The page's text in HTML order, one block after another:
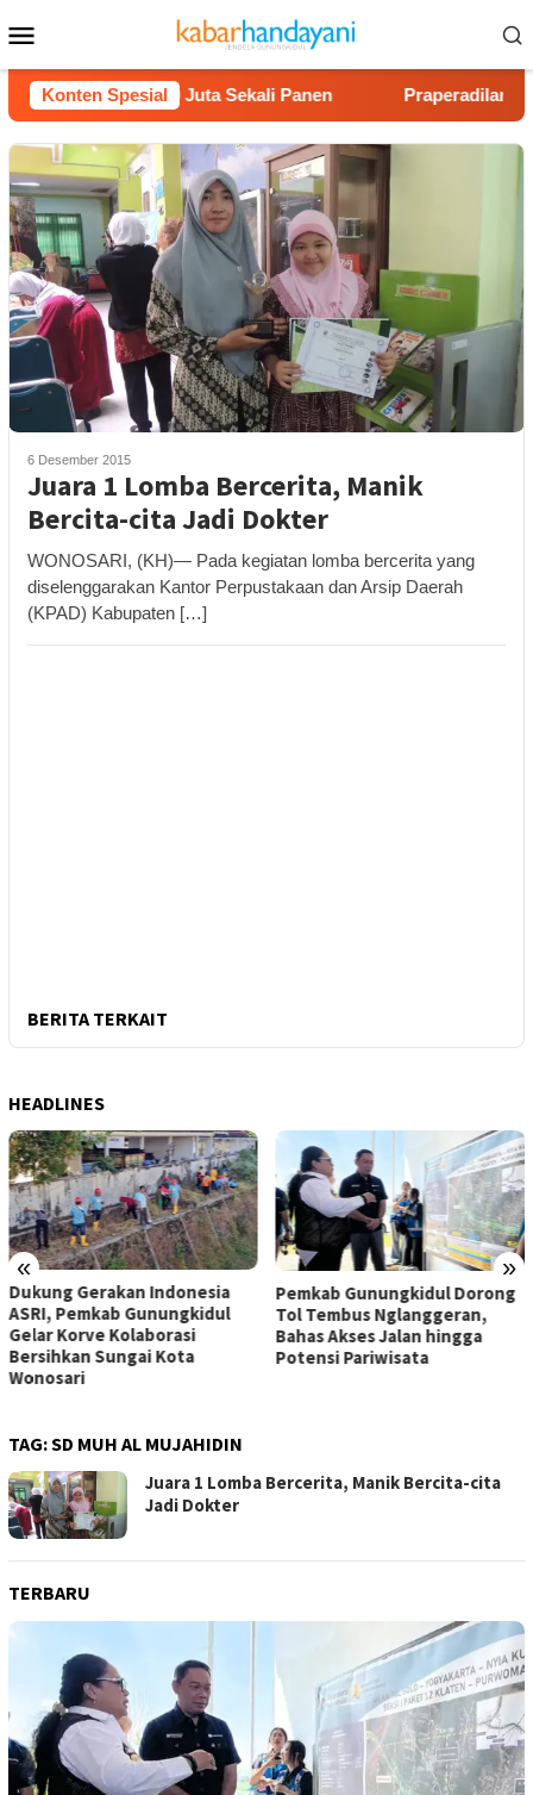
ke
kontenMobile
Konten Spesial
Rp40 Juta Sekali Panen Praperadilan Raudi
6 Desember 2015
Juara 1 Lomba Bercerita, Manik
Bercita-cita Jadi Dokter
WONOSARI, (KH)— Pada kegiatan lomba bercerita yang
diselenggarakan Kantor Perpustakaan dan Arsip Daerah
(KPAD) Kabupaten […]
BERITA TERKAIT
HEADLINES
« »
Dukung Gerakan Indonesia
ASRI, Pemkab Gunungkidul
Gelar Korve Kolaborasi
Bersihkan Sungai Kota
Wonosari
Pemkab Gunungkidul Dorong
Tol Tembus Nglanggeran,
Bahas Akses Jalan hingga
Potensi Pariwisata
TAG:SD MUH AL MUJAHIDIN
Juara 1 Lomba Bercerita, Manik Bercita-cita
Jadi Dokter
TERBARU